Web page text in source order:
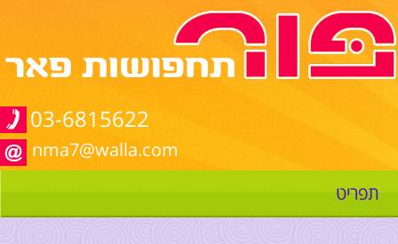
03-6815622
nma7@walla.com
תפריט